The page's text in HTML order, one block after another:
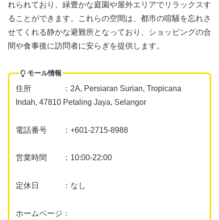
れられており、緑豊かな庭園や屋外エリアでリラックスす
ることができます。これらの空間は、都市の喧騒を忘れさ
せてくれる静かな避難所となっており、ショッピングの合
間や食事後に訪問者に安らぎを提供します。
モール情報
住所 ：2A, Persiaran Surian, Tropicana
Indah, 47810 Petaling Jaya, Selangor
電話番号 ：+601-2715-8988
営業時間 ：10:00-22:00
定休日 ：なし
ホームページ：